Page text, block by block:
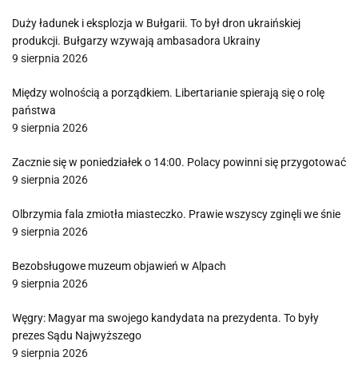
Duży ładunek i eksplozja w Bułgarii. To był dron ukraińskiej
produkcji. Bułgarzy wzywają ambasadora Ukrainy
9 sierpnia 2026
Między wolnością a porządkiem. Libertarianie spierają się o rolę
państwa
9 sierpnia 2026
Zacznie się w poniedziałek o 14:00. Polacy powinni się przygotować
9 sierpnia 2026
Olbrzymia fala zmiotła miasteczko. Prawie wszyscy zginęli we śnie
9 sierpnia 2026
Bezobsługowe muzeum objawień w Alpach
9 sierpnia 2026
Węgry: Magyar ma swojego kandydata na prezydenta. To były
prezes Sądu Najwyższego
9 sierpnia 2026